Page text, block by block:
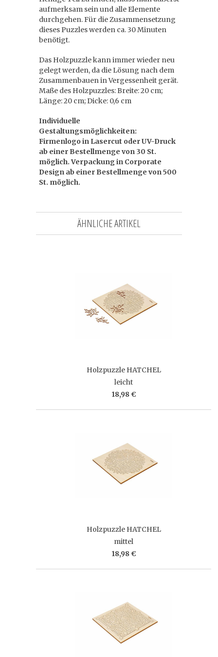
aufmerksam sein und alle Elemente
durchgehen. Für die Zusammensetzung
dieses Puzzles werden ca. 30 Minuten
benötigt.
Das Holzpuzzle kann immer wieder neu
gelegt werden, da die Lösung nach dem
Zusammenbauen in Vergessenheit gerät.
Maße des Holzpuzzles: Breite: 20 cm;
Länge: 20 cm; Dicke: 0,6 cm
Individuelle
Gestaltungsmöglichkeiten:
Firmenlogo in Lasercut oder UV-Druck
ab einer Bestellmenge von 30 St.
möglich. Verpackung in Corporate
Design ab einer Bestellmenge von 500
St. möglich.
ÄHNLICHE ARTIKEL
Holzpuzzle HATCHEL
leicht
18,98 €
Holzpuzzle HATCHEL
mittel
18,98 €